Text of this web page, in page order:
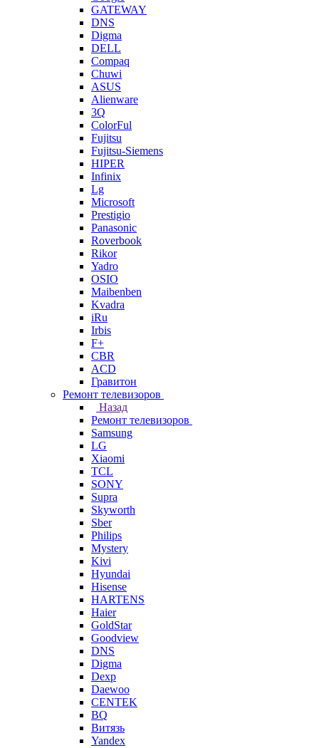
GATEWAY
DNS
Digma
DELL
Compaq
Chuwi
ASUS
Alienware
3Q
ColorFul
Fujitsu
Fujitsu-Siemens
HIPER
Infinix
Lg
Microsoft
Prestigio
Panasonic
Roverbook
Rikor
Yadro
OSIO
Maibenben
Kvadra
iRu
Irbis
F+
CBR
ACD
Гравитон
Ремонт телевизоров
Назад
Ремонт телевизоров
Samsung
LG
Xiaomi
TCL
SONY
Supra
Skyworth
Sber
Philips
Mystery
Kivi
Hyundai
Hisense
HARTENS
Haier
GoldStar
Goodview
DNS
Digma
Dexp
Daewoo
CENTEK
BQ
Витязь
Yandex